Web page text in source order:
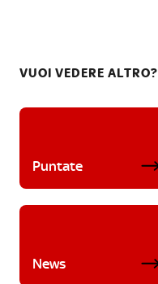
VUOI VEDERE ALTRO?
Puntate
News